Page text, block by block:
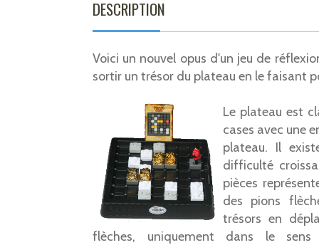
DESCRIPTION
Voici un nouvel opus d'un jeu de
sortir un trésor du plateau en le faisant
Le plateau est
cases avec une
plateau. Il
difficulté
pièces
des pions
trésors en
flèches, uniquement dans le